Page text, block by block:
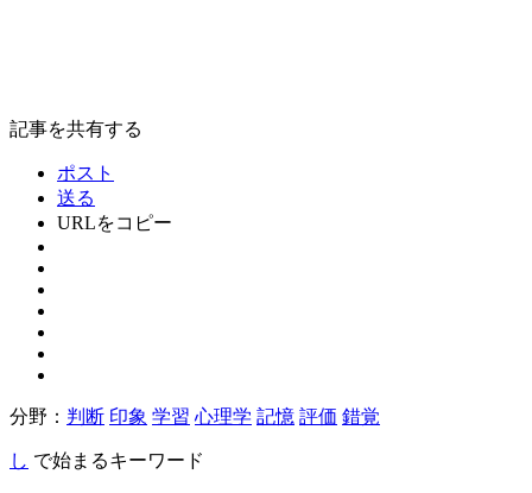
記事を共有する
ポスト
送る
URLをコピー
分野： 判断 印象 学習 心理学 記憶 評価 錯覚
し で始まるキーワード